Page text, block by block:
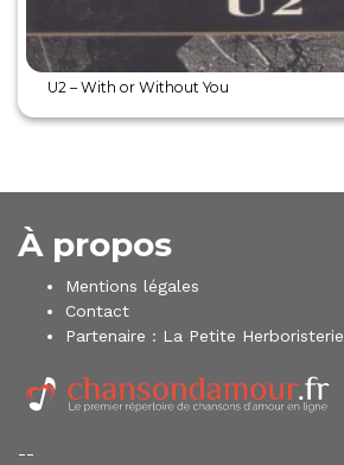
U2 – With or Without You
À propos
Mentions légales
Contact
Partenaire : La Petite Herboristerie
--